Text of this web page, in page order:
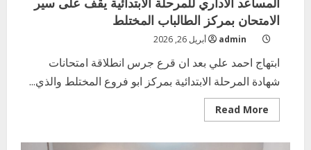
الامتحان بمركز الطالباب المختلط
admin أبريل 26, 2026
ابتهاج احمد علي بعد ان قرع جرس انطلاقة امتحانات
شهادة المرحلة الابتدائية بمركز ابو فروع المختلط والذي...
Read More
more